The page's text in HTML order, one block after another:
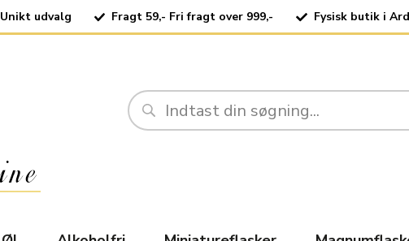
Unikt udvalg Fragt 59,- Fri fragt over 999,- Fysisk butik i